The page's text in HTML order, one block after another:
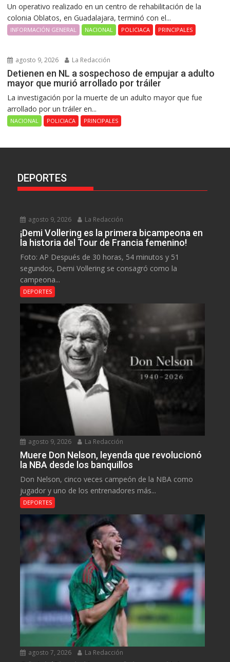
Un operativo realizado en un centro de rehabilitación de la
colonia Oblatos, en Guadalajara, terminó con el...
INFORMACIÓN GENERAL NACIONAL POLICIACA PRINCIPALES
agosto 9, 2026 La Redacción
Detienen en NL a sospechoso de empujar a adulto
mayor que murió arrollado por tráiler
La investigación por la muerte de un adulto mayor que fue
arrollado por un tráiler en...
NACIONAL POLICIACA PRINCIPALES
DEPORTES
agosto 9, 2026 La Redacción
¡Demi Vollering es la primera bicampeona en
la historia del Tour de Francia femenino!
Foto: AP Después de 30 horas, 54 minutos y 51
segundos, Demi Vollering se consagró como la
campeona...
DEPORTES
agosto 9, 2026 La Redacción
Muere Don Nelson, leyenda que revolucionó
la NBA desde los banquillos
Don Nelson, cinco veces campeón de la NBA como
jugador y uno de los entrenadores más...
DEPORTES
agosto 7, 2026 La Redacción